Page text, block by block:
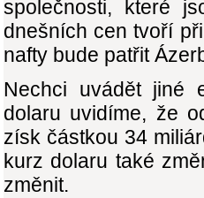
společnosti, které
dnešních cen tvoří
nafty bude patřit
Nechci uvádět jiné
dolaru uvidíme, že
získ částkou 34
kurz dolaru také
změnit.